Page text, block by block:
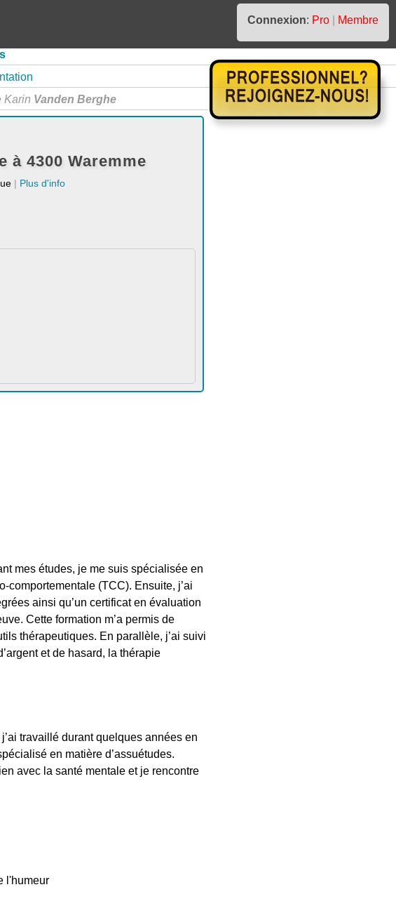
Connexion: Pro
Membre
Karin Vanden Berghe
à 4300 Waremme
| Plus d'info
mes études, je me suis spécialisée en
comportementale (TCC). Ensuite, j’ai
ainsi qu’un certificat en évaluation
Cette formation m’a permis de
thérapeutiques. En parallèle, j’ai suivi
et de hasard, la thérapie
travaillé durant quelques années en
en matière d’assuétudes.
avec la santé mentale et je rencontre
l'humeur